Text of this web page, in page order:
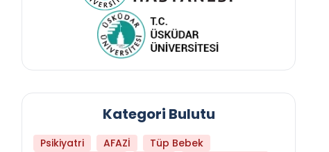
Kategori Bulutu
Psikiyatri AFAZİ
Tüp Bebek